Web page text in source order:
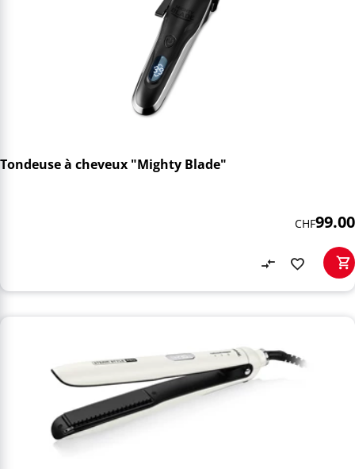
Tondeuse à cheveux "Mighty Blade"
CHF99.00